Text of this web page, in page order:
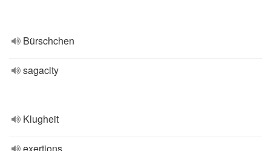
Bürschchen
sagacity
Klugheit